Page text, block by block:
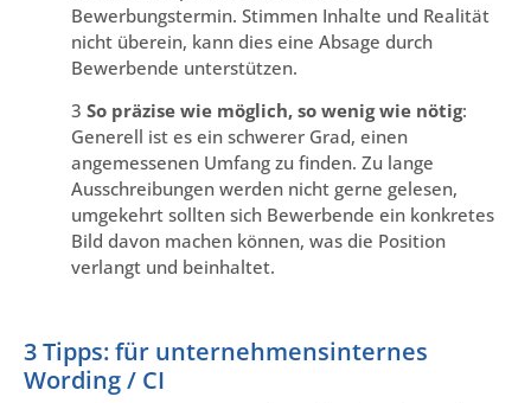
Bewerbungstermin. Stimmen Inhalte und Realität
nicht überein, kann dies eine Absage durch
Bewerbende unterstützen.
3 So präzise wie möglich, so wenig wie nötig:
Generell ist es ein schwerer Grad, einen
angemessenen Umfang zu finden. Zu lange
Ausschreibungen werden nicht gerne gelesen,
umgekehrt sollten sich Bewerbende ein konkretes
Bild davon machen können, was die Position
verlangt und beinhaltet.
3 Tipps: für unternehmensinternes
Wording / CI